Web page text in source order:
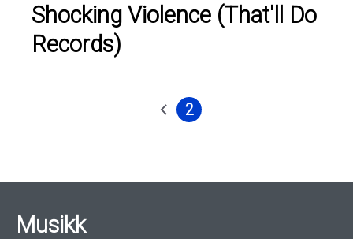
Shocking Violence (That'll Do
Records)
ForrigeNåværende
2
Musikk